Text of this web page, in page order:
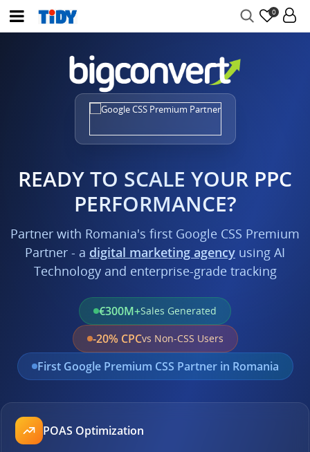
0
READY TO SCALE YOUR PPC
PERFORMANCE?
Partner with Romania's first Google CSS Premium
Partner - a digital marketing agency using AI
Technology and enterprise-grade tracking
€300M+Sales Generated
-20% CPCvs Non-CSS Users
First Google Premium CSS Partner in Romania
POAS Optimization